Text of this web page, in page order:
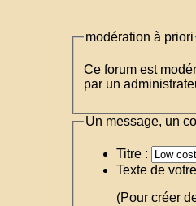
modération à priori
Ce forum est
par un
Un message, un
Titre :
Texte de
(Pour créer